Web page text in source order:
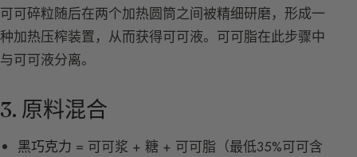
可可碎粒随后在两个加热圆筒之间被精细研磨，形成一
种加热压榨装置，从而获得可可液。可可脂在此步骤中
与可可液分离。
3. 原料混合
黑巧克力 = 可可浆 + 糖 + 可可脂（最低35%可可含